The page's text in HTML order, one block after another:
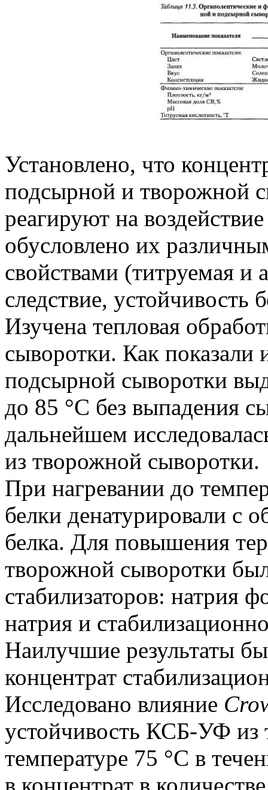
Установлено, что
подсырной и творожной
реагируют на
обусловлено их
свойствами (титруемая и
следствие, устойчивость
Изучена тепловая
сыворотки. Как
подсырной сыворотки
до 85 °С без выпадения
дальнейшем
из творожной сыворотки.
При нагревании до
белки денатурировали с
белка. Для повышения
творожной сыворотки
стабилизаторов: натрия
натрия и
Наилучшие результаты
концентрат
Исследовано влияние
устойчивость КСБ-УФ из
температуре 75 °С в
в концентрат в